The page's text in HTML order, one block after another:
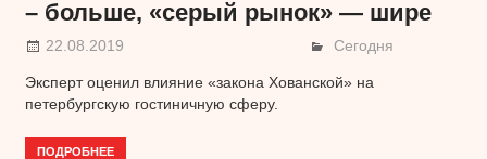
– больше, «серый рынок» — шире
22.08.2019 Сегодня
Эксперт оценил влияние «закона Хованской» на
петербургскую гостиничную сферу.
ПОДРОБНЕЕ